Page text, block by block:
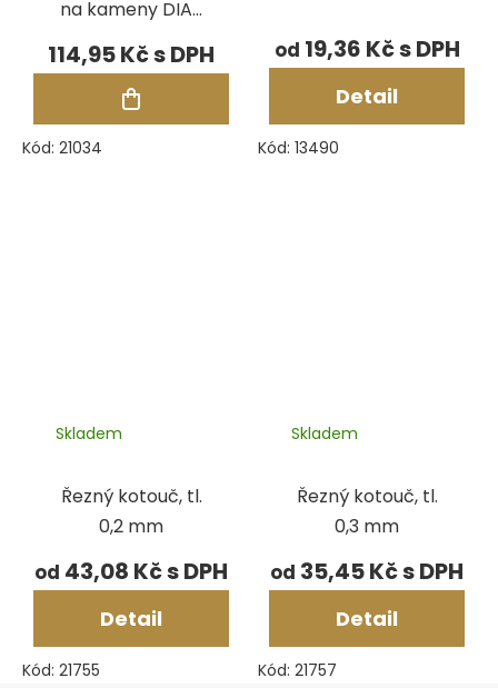
na kameny DIA-
QUICK
114,95 Kč
Kód: 21034
od 19,36 Kč
Detail
Kód: 13490
Řezný kotouč, tl.
0,2 mm
Skladem
od 43,08 Kč
Detail
Kód: 21755
Řezný kotouč, tl.
0,3 mm
Skladem
od 35,45 Kč
Detail
Kód: 21757